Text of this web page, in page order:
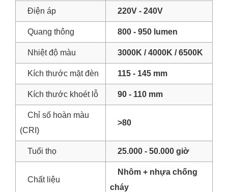
Điện áp 220V - 240V
Quang thông 800 - 950 lumen
Nhiệt độ màu 3000K / 4000K / 6500K
Kích thước mặt đèn 115 - 145 mm
Kích thước khoét lỗ 90 - 110 mm
Chỉ số hoàn màu
(CRI)
>80
Tuổi thọ 25.000 - 50.000 giờ
Chất liệu
Nhôm + nhựa chống
cháy